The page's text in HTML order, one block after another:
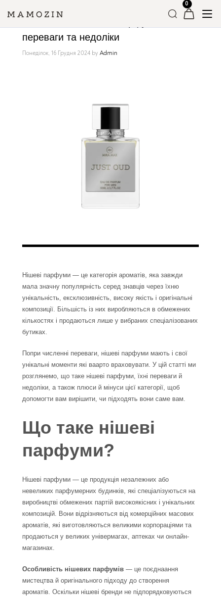
переваги та недоліки
Понеділок, 16 Грудня 2024 by Admin
Нішеві парфуми — це категорія ароматів, яка завжди
мала значну популярність серед знавців через їхню
унікальність, ексклюзивність, високу якість і оригінальні
композиції. Більшість із них виробляються в обмежених
кількостях і продаються лише у вибраних спеціалізованих
бутиках.
Попри численні переваги, нішеві парфуми мають і свої
унікальні моменти які ваарто враховувати. У цій статті ми
розглянемо, що таке нішеві парфуми, їхні переваги й
недоліки, а також плюси й мінуси цієї категорії, щоб
допомогти вам вирішити, чи підходять вони саме вам.
Що таке нішеві
парфуми?
Нішеві парфуми — це продукція незалежних або
невеликих парфумерних будинків, які спеціалізуються на
виробництві обмежених партій високоякісних і унікальних
композицій. Вони відрізняються від комерційних масових
ароматів, які виготовляються великими корпораціями та
продаються у великих універмагах, аптеках чи онлайн-
магазинах.
Особливість нішевих парфумів — це поєднаання
мистецтва й оригінального підходу до створення
ароматів. Оскільки нішеві бренди не підпорядковуються